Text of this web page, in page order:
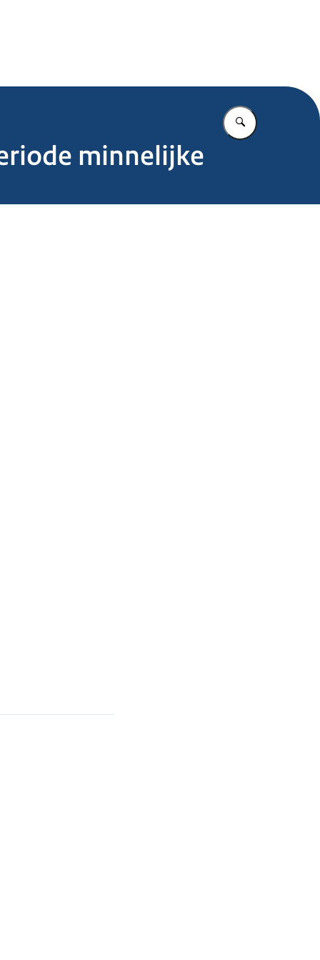
Vul in wat u
minnelijke